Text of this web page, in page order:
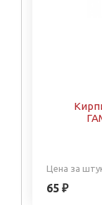
Цена за
65 ₽